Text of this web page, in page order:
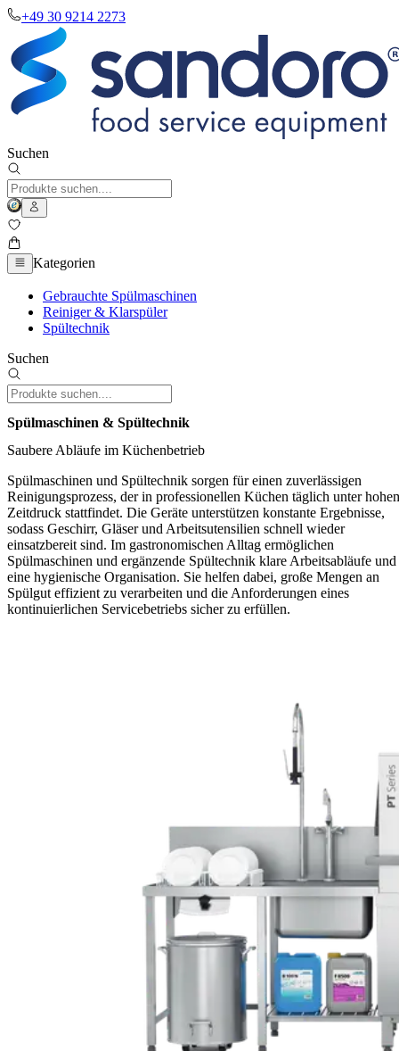
+49 30 9214 2273
Suchen
Kategorien
Gebrauchte Spülmaschinen
Reiniger & Klarspüler
Spültechnik
Suchen
Spülmaschinen & Spültechnik
Saubere Abläufe im Küchenbetrieb
Spülmaschinen und Spültechnik sorgen für einen zuverlässigen
Reinigungsprozess, der in professionellen Küchen täglich unter
Zeitdruck stattfindet. Die Geräte unterstützen konstante Ergebnisse,
sodass Geschirr, Gläser und Arbeitsutensilien schnell wieder
einsatzbereit sind. Im gastronomischen Alltag ermöglichen
Spülmaschinen und ergänzende Spültechnik klare Arbeitsabläufe und
eine hygienische Organisation. Sie helfen dabei, große Mengen an
Spülgut effizient zu verarbeiten und die Anforderungen eines
kontinuierlichen Servicebetriebs sicher zu erfüllen.